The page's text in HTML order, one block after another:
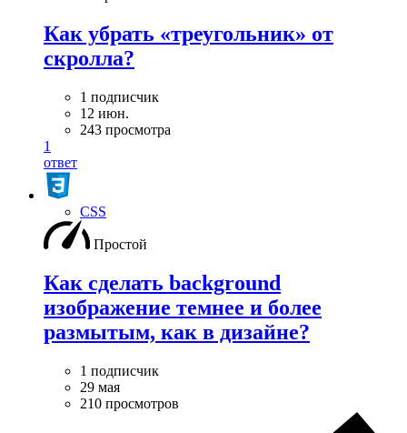
Как убрать «треугольник» от
скролла?
1 подписчик
12 июн.
243 просмотра
1
ответ
CSS
Простой
Как сделать background
изображение темнее и более
размытым, как в дизайне?
1 подписчик
29 мая
210 просмотров